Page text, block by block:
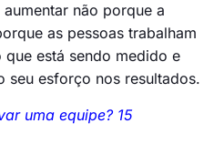
não porque a
as pessoas trabalham
está sendo medido e
seu esforço nos resultados.
uma equipe? 15